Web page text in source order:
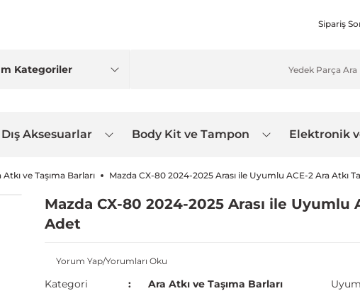
Sipariş
Dış Aksesuarlar Body Kit ve Tampon Elektronik
Atkı ve Taşıma Barları Mazda CX-80 2024-2025 Arası ile Uyumlu ACE-2 Ara Atkı
Mazda CX-80 2024-2025 Arası ile Uyumlu
Adet
Yorum Yap/Yorumları Oku
Kategori Ara Atkı ve Taşıma Barları